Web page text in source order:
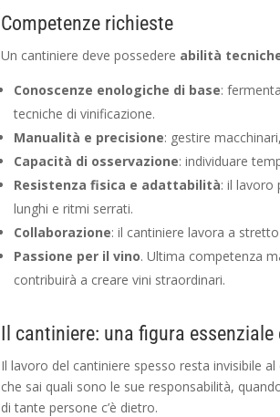
Competenze richieste
Un cantiniere deve possedere abilità
Conoscenze enologiche di base:
tecniche di vinificazione.
Manualità e precisione: gestire
Capacità di osservazione: individuare
Resistenza fisica e adattabilità: il lavoro
lunghi e ritmi serrati.
Collaborazione: il cantiniere lavora a
Passione per il vino. Ultima competenza
contribuirà a creare vini straordinari.
Il cantiniere: una figura
Il lavoro del cantiniere spesso resta invisibile
che sai quali sono le sue responsabilità,
di tante persone c’è dietro.